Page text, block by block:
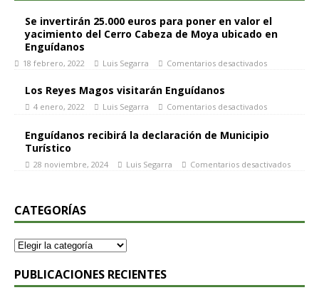
Se invertirán 25.000 euros para poner en valor el
yacimiento del Cerro Cabeza de Moya ubicado en
Enguídanos
18 febrero, 2022 Luis Segarra Comentarios desactivados
Los Reyes Magos visitarán Enguídanos
4 enero, 2022 Luis Segarra Comentarios desactivados
Enguídanos recibirá la declaración de Municipio
Turístico
28 noviembre, 2024 Luis Segarra Comentarios desactivados
CATEGORÍAS
PUBLICACIONES RECIENTES